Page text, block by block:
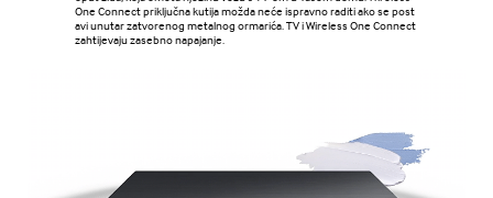
One Connect priključna kutija možda neće ispravno raditi ako se post
avi unutar zatvorenog metalnog ormarića. TV i Wireless One Connect
zahtijevaju zasebno napajanje.